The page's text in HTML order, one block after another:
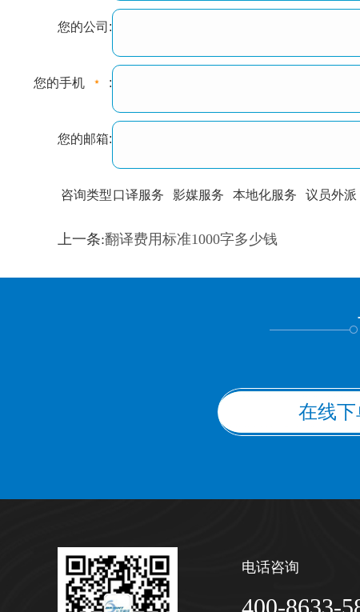
您的公司:
您的手机 :
您的邮箱:
咨询类型口译服务 影媒服务 本地化服务 议员外派
训翻译 标准级 专业级 出版级
上一条:翻译费用标准1000字多少钱
在线下
电话咨询